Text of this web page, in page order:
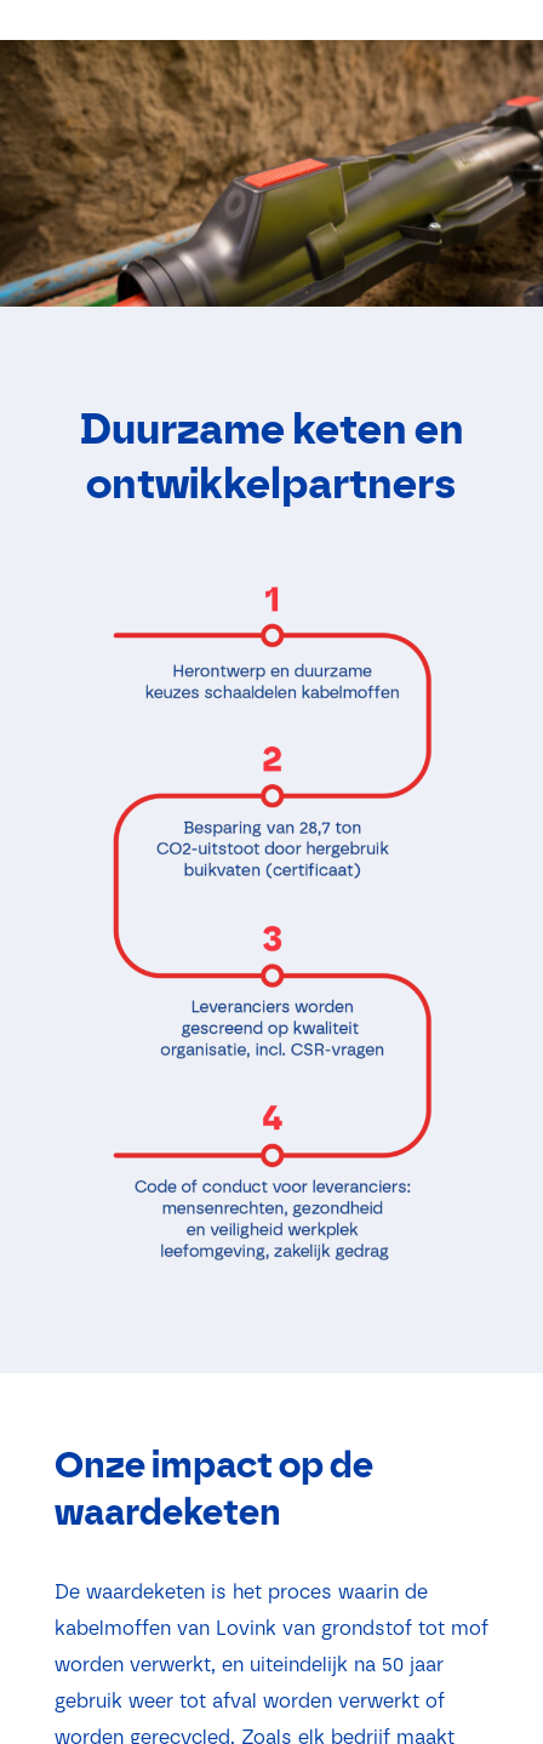
Duurzame keten en
ontwikkelpartners
Onze impact op de
waardeketen
De waardeketen is het proces waarin de
kabelmoffen van Lovink van grondstof tot mof
worden verwerkt, en uiteindelijk na 50 jaar
gebruik weer tot afval worden verwerkt of
worden gerecycled. Zoals elk bedrijf maakt